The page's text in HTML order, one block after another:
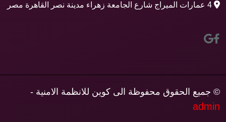
4 عمارات الميراج شارع الجامعة زهراء مدينة نصر القاهرة مصر
© جميع الحقوق محفوظة الى كوين للانظمة الامنية -
admin